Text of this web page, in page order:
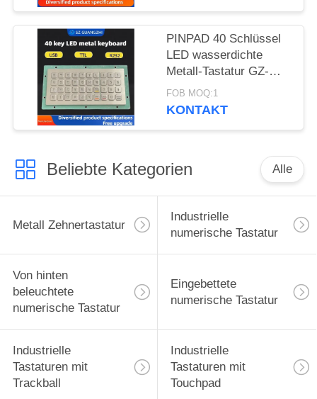
PINPAD 40 Schlüssel
LED wasserdichte
Metall-Tastatur GZ-
C001055 R232
Schnittstelle
FOB MOQ:1
KONTAKT
Beliebte Kategorien Alle
Metall Zehnertastatur
Industrielle
numerische Tastatur
Von hinten
beleuchtete
numerische Tastatur
Eingebettete
numerische Tastatur
Industrielle
Tastaturen mit
Trackball
Industrielle
Tastaturen mit
Touchpad